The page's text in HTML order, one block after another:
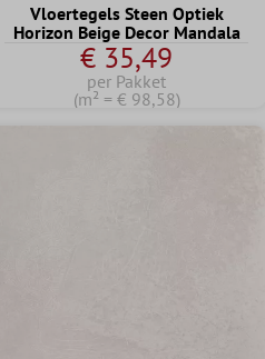
Vloertegels Steen Optiek
Horizon Beige Decor Mandala
€ 35,49
per Pakket
(m² = € 98,58)